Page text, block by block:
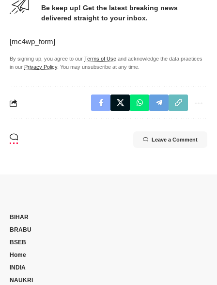
Be keep up! Get the latest breaking news
delivered straight to your inbox.
[mc4wp_form]
By signing up, you agree to our Terms of Use and acknowledge the data practices
in our Privacy Policy. You may unsubscribe at any time.
Leave a Comment
BIHAR
BRABU
BSEB
Home
INDIA
NAUKRI